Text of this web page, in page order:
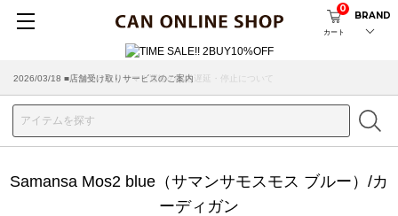
カート
0
BRAND
2026/03/18 ■店舗受け取りサービスのご案内
Samansa Mos2 blue（サマンサモスモス ブルー）/カ
ーディガン